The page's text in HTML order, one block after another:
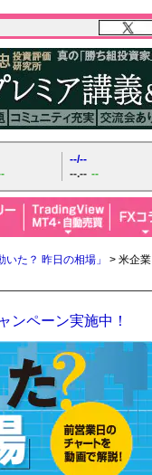
--/--
--.-- --
た？ 昨日の相場」
> 米企業
ンペーン実施中！